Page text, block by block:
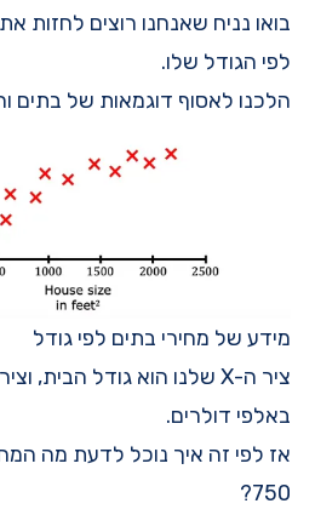
בואו נניח שאנחנו רוצים לחזות
לפי הגודל שלו.
הלכנו לאסוף דוגמאות של בתים
מידע של מחירי בתים לפי גודל
באלפי דולרים.
אז לפי זה איך נוכל לדעת מה
750?